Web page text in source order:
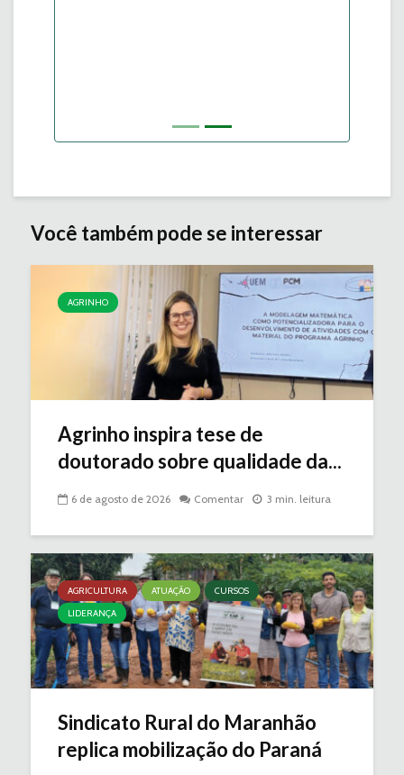
Você também pode se interessar
AGRINHO
Agrinho inspira tese de
doutorado sobre qualidade da...
6 de agosto de 2026 Comentar 3 min. leitura
AGRICULTURA ATUAÇÃO
CURSOS
LIDERANÇA
Sindicato Rural do Maranhão
replica mobilização do Paraná